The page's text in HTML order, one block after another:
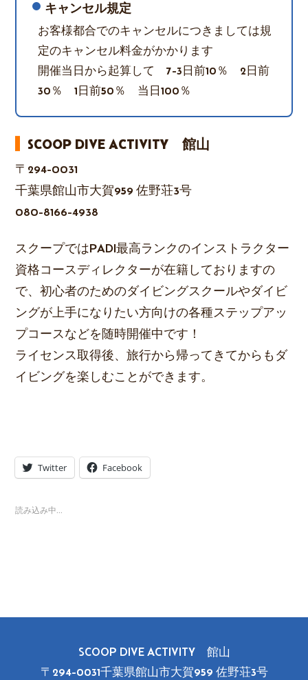
キャンセル規定
お客様都合でのキャンセルにつきましては規
定のキャンセル料金がかかります
開催当日から起算して 7-3日前10％ 2日前
30％ 1日前50％ 当日100％
SCOOP DIVE ACTIVITY 館山
〒294-0031
千葉県館山市大賀959 佐野荘3号
080-8166-4938
スクープではPADI最高ランクのインストラクター
資格コースディレクターが在籍しておりますの
で、初心者のためのダイビングスクールやダイビ
ングが上手になりたい方向けの各種ステップアッ
プコースなどを随時開催中です！
ライセンス取得後、旅行から帰ってきてからもダ
イビングを楽しむことができます。
Twitter Facebook
読み込み中…
SCOOP DIVE ACTIVITY 館山
〒294-0031千葉県館山市大賀959 佐野荘3号